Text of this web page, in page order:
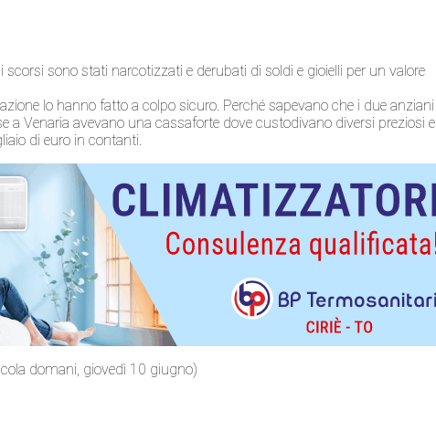
scorsi sono stati narcotizzati e derubati di soldi e gioielli per un valore
lo hanno fatto a colpo sicuro. Perché sapevano che i due anziani
a Venaria avevano una cassaforte dove custodivano diversi preziosi e
di euro in contanti.
domani, giovedì 10 giugno)